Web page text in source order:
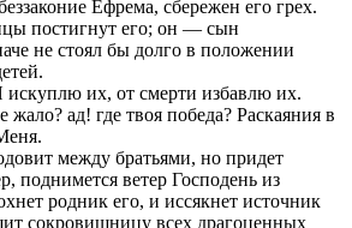
Ефрема, сбережен его грех.
постигнут его; он — сын
не стоял бы долго в положении
искуплю их, от смерти избавлю их.
жало? ад! где твоя победа? Раскаяния в
между братьями, но придет
поднимется ветер Господень из
родник его, и иссякнет источник
сокровищницу всех драгоценных